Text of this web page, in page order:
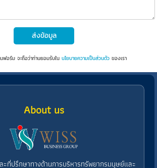
ส่งข้อมูล
ฟอร์ม จะถือว่าท่านยอมรับใน นโยบายความเป็นส่วนตัว ของเรา
About us
ที่ปรึกษาทางด้านการบริหารทรัพยากรมนุษย์และ